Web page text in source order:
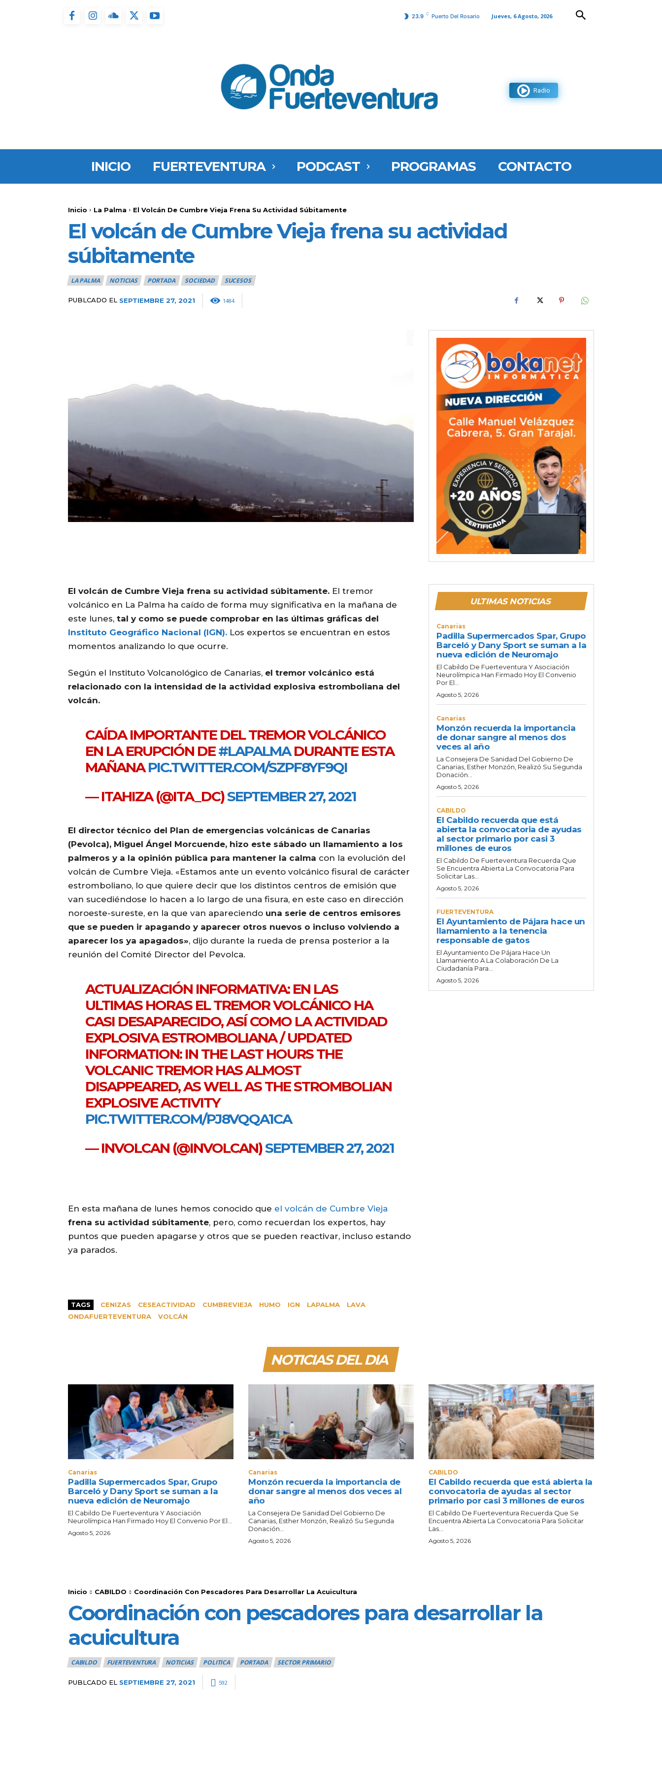
23.9 C Puerto Del Rosario Jueves, 6 Agosto, 2026
Radio
INICIO FUERTEVENTURA PODCAST PROGRAMAS CONTACTO
Inicio La Palma El Volcán De Cumbre Vieja Frena Su Actividad Súbitamente
El volcán de Cumbre Vieja frena su actividad
súbitamente
LA PALMA NOTICIAS PORTADA SOCIEDAD SUCESOS
PUBLCADO EL SEPTIEMBRE 27, 2021 1484
El volcán de Cumbre Vieja frena su actividad súbitamente. El tremor
volcánico en La Palma ha caído de forma muy significativa en la mañana de
este lunes, tal y como se puede comprobar en las últimas gráficas del
Instituto Geográfico Nacional (IGN). Los expertos se encuentran en estos
momentos analizando lo que ocurre.
Según el Instituto Volcanológico de Canarias, el tremor volcánico está
relacionado con la intensidad de la actividad explosiva estromboliana del
volcán.
CAÍDA IMPORTANTE DEL TREMOR VOLCÁNICO
EN LA ERUPCIÓN DE#LAPALMADURANTE ESTA
MAÑANAPIC.TWITTER.COM/SZPF8YF9QI
— ITAHIZA (@ITA_DC)SEPTEMBER 27, 2021
El director técnico del Plan de emergencias volcánicas de Canarias
(Pevolca), Miguel Ángel Morcuende, hizo este sábado un llamamiento a los
palmeros y a la opinión pública para mantener la calma con la evolución del
volcán de Cumbre Vieja. «Estamos ante un evento volcánico fisural de carácter
estromboliano, lo que quiere decir que los distintos centros de emisión que
van sucediéndose lo hacen a lo largo de una fisura, en este caso en dirección
noroeste-sureste, en la que van apareciendo una serie de centros emisores
que se pueden ir apagando y aparecer otros nuevos o incluso volviendo a
aparecer los ya apagados», dijo durante la rueda de prensa posterior a la
reunión del Comité Director del Pevolca.
ACTUALIZACIÓN INFORMATIVA: EN LAS
ULTIMAS HORAS EL TREMOR VOLCÁNICO HA
CASI DESAPARECIDO, ASÍ COMO LA ACTIVIDAD
EXPLOSIVA ESTROMBOLIANA / UPDATED
INFORMATION: IN THE LAST HOURS THE
VOLCANIC TREMOR HAS ALMOST
DISAPPEARED, AS WELL AS THE STROMBOLIAN
EXPLOSIVE ACTIVITY
PIC.TWITTER.COM/PJ8VQQA1CA
— INVOLCAN (@INVOLCAN)SEPTEMBER 27, 2021
En esta mañana de lunes hemos conocido que el volcán de Cumbre Vieja
frena su actividad súbitamente, pero, como recuerdan los expertos, hay
puntos que pueden apagarse y otros que se pueden reactivar, incluso estando
ya parados.
TAGS CENIZAS CESEACTIVIDAD CUMBREVIEJA HUMO IGN LAPALMA
LAVA
ONDAFUERTEVENTURA
VOLCÁN
ULTIMAS NOTICIAS
Canarias
Padilla Supermercados Spar, Grupo
Barceló y Dany Sport se suman a la
nueva edición de Neuromajo
El Cabildo De Fuerteventura Y Asociación
Neurolímpica Han Firmado Hoy El Convenio
Por El...
Agosto 5, 2026
Canarias
Monzón recuerda la importancia
de donar sangre al menos dos
veces al año
La Consejera De Sanidad Del Gobierno De
Canarias, Esther Monzón, Realizó Su Segunda
Donación...
Agosto 5, 2026
CABILDO
El Cabildo recuerda que está
abierta la convocatoria de ayudas
al sector primario por casi 3
millones de euros
El Cabildo De Fuerteventura Recuerda Que
Se Encuentra Abierta La Convocatoria Para
Solicitar Las...
Agosto 5, 2026
FUERTEVENTURA
El Ayuntamiento de Pájara hace un
llamamiento a la tenencia
responsable de gatos
El Ayuntamiento De Pájara Hace Un
Llamamiento A La Colaboración De La
Ciudadanía Para...
Agosto 5, 2026
NOTICIAS DEL DIA
Canarias
Padilla Supermercados Spar, Grupo
Barceló y Dany Sport se suman a la
nueva edición de Neuromajo
El Cabildo De Fuerteventura Y Asociación
Neurolímpica Han Firmado Hoy El Convenio Por El...
Agosto 5, 2026
Canarias
Monzón recuerda la importancia de
donar sangre al menos dos veces al
año
La Consejera De Sanidad Del Gobierno De
Canarias, Esther Monzón, Realizó Su Segunda
Donación...
Agosto 5, 2026
CABILDO
El Cabildo recuerda que está abierta la
convocatoria de ayudas al sector
primario por casi 3 millones de euros
El Cabildo De Fuerteventura Recuerda Que Se
Encuentra Abierta La Convocatoria Para Solicitar
Las...
Agosto 5, 2026